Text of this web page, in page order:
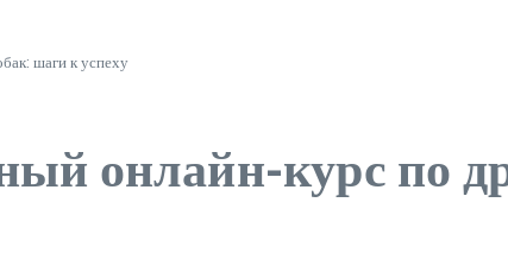
шаги к успеху
онлайн-курс по